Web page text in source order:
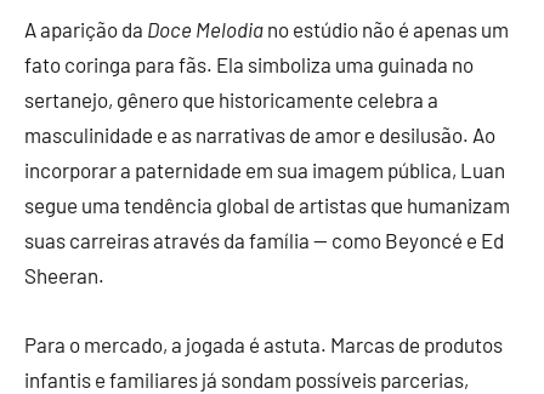
A aparição da Doce Melodia no estúdio não é apenas um
fato coringa para fãs. Ela simboliza uma guinada no
sertanejo, gênero que historicamente celebra a
masculinidade e as narrativas de amor e desilusão. Ao
incorporar a paternidade em sua imagem pública, Luan
segue uma tendência global de artistas que humanizam
suas carreiras através da família — como Beyoncé e Ed
Sheeran.
Para o mercado, a jogada é astuta. Marcas de produtos
infantis e familiares já sondam possíveis parcerias,